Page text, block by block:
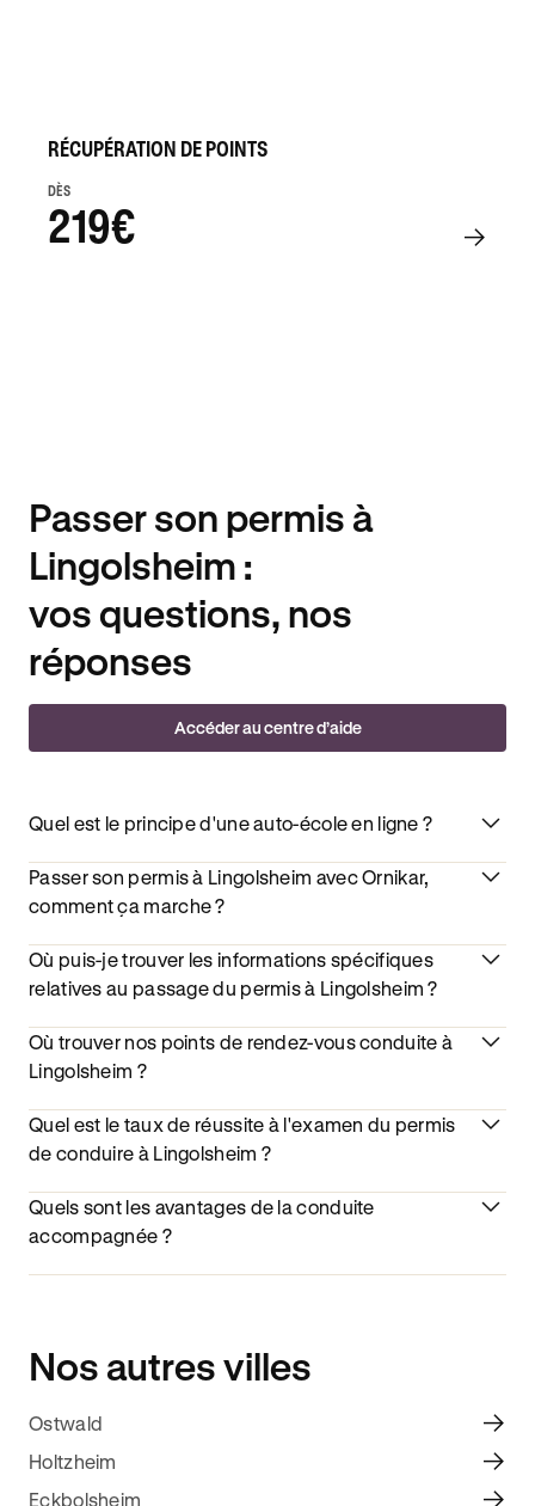
RÉCUPÉRATION DE POINTS
DÈS
219€
Passer son permis à
Lingolsheim :
vos questions, nos
réponses
Accéder au centre d’aide
Quel est le principe d'une auto-école en ligne ?
Passer son permis à Lingolsheim avec Ornikar,
comment ça marche ?
Où puis-je trouver les informations spécifiques
relatives au passage du permis à Lingolsheim ?
Où trouver nos points de rendez-vous conduite à
Lingolsheim ?
Quel est le taux de réussite à l'examen du permis
de conduire à Lingolsheim ?
Quels sont les avantages de la conduite
accompagnée ?
Nos autres villes
Ostwald
Holtzheim
Eckbolsheim